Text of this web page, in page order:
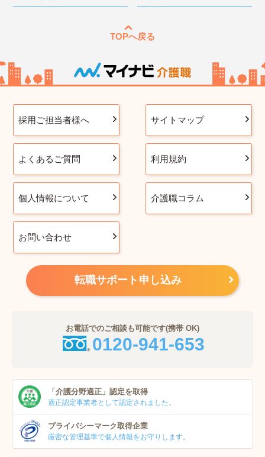
TOPへ戻る
採用ご担当者様へ サイトマップ
よくあるご質問 利用規約
個人情報について 介護職コラム
お問い合わせ
転職サポート申し込み
お電話でのご相談も可能です(携帯 OK)
0120-941-653
「介護分野適正」 認定を取得
適正認定事業者として認定されました。
プライバシーマーク取得企業
厳密な管理基準で個人情報をお守りします。